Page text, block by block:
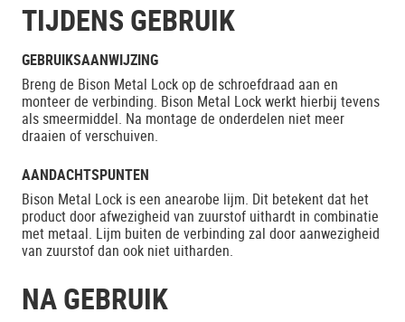
TIJDENS GEBRUIK
GEBRUIKSAANWIJZING
Breng de Bison Metal Lock op de schroefdraad aan en
monteer de verbinding. Bison Metal Lock werkt hierbij tevens
als smeermiddel. Na montage de onderdelen niet meer
draaien of verschuiven.
AANDACHTSPUNTEN
Bison Metal Lock is een anearobe lijm. Dit betekent dat het
product door afwezigheid van zuurstof uithardt in combinatie
met metaal. Lijm buiten de verbinding zal door aanwezigheid
van zuurstof dan ook niet uitharden.
NA GEBRUIK